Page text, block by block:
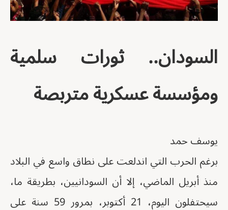
السودان.. ثورات سلمية
ومؤسسة عسكرية متربصة
يوسف حمد
برغم الحرب التي اندلعت على نطاق واسع في البلاد
منذ أبريل الماضي، إلا أن السودانيين، بطريقة ما،
سيحتفلون اليوم، 21 أكتوبر، بمرور 59 سنة على